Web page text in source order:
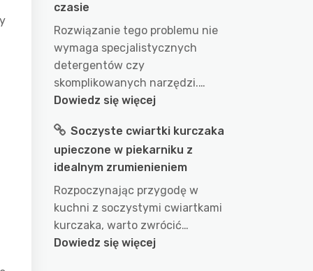
wodę
w
garnku
aby
uzyskać
idealny
przepis
na
doskonałe
wykorzystanie
wody
podczas
gotowania
czasie
Rozwiązanie tego problemu nie
wymaga specjalistycznych
detergentów czy
skomplikowanych narzędzi.…
Dowiedz się więcej:
wyczyścić
szybę
w
piekarniku
w
bardzo
krótkim
Soczyste cwiartki kurczaka
upieczone w piekarniku z
idealnym zrumienieniem
Rozpoczynając przygodę w
kuchni z soczystymi cwiartkami
kurczaka, warto zwrócić…
Dowiedz się więcej: